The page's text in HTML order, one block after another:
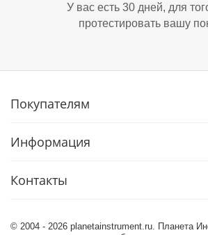
У вас есть 30 дней, для
протестировать вашу
Покупателям
Информация
Контакты
© 2004 - 2026 planetainstrument.ru. Планета